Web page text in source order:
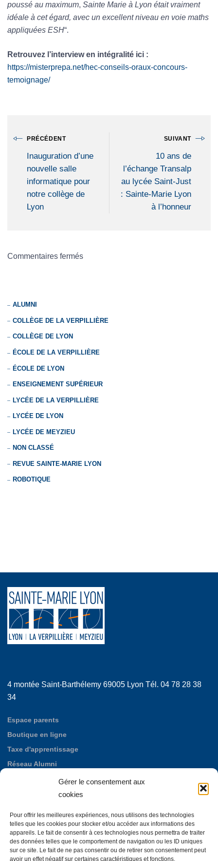
Gérer le consentement aux
cookies
Pour offrir les meilleures expériences, nous utilisons des technologies
telles que les cookies pour stocker et/ou accéder aux informations des
appareils. Le fait de consentir à ces technologies nous permettra de traiter
des données telles que le comportement de navigation ou les ID uniques
sur ce site. Le fait de ne pas consentir ou de retirer son consentement peut
avoir un effet négatif sur certaines caractéristiques et fonctions.
poussé au maximum, Sainte Marie à Lyon était vraiment
idéale à cet égard, avec un excellent niveau en voie maths
appliquées ESH“.
Retrouvez l’interview en intégralité ici :
https://misterprepa.net/hec-conseils-oraux-concours-
temoignage/
PRÉCÉDENT
Inauguration d’une
nouvelle salle
informatique pour
notre collège de
Lyon
SUIVANT
10 ans de
l’échange Transalp
au lycée Saint-Just
: Sainte-Marie Lyon
à l’honneur
Commentaires fermés
ALUMNI
COLLÈGE DE LA VERPILLIÈRE
COLLÈGE DE LYON
ÉCOLE DE LA VERPILLIÈRE
ÉCOLE DE LYON
ENSEIGNEMENT SUPÉRIEUR
LYCÉE DE LA VERPILLIÈRE
LYCÉE DE LYON
LYCÉE DE MEYZIEU
NON CLASSÉ
REVUE SAINTE-MARIE LYON
ROBOTIQUE
4 montée Saint-Barthélemy 69005 Lyon Tél. 04 78 28 38
34
Espace parents
Boutique en ligne
Taxe d'apprentissage
Réseau Alumni
Nos offres d'emploi
Fondation des Maristes de Puylata
La Neylière, maison d'accueil mariste